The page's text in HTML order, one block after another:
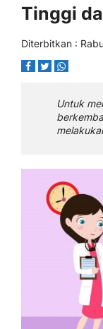
Tinggi
Diterbitkan :
Untuk